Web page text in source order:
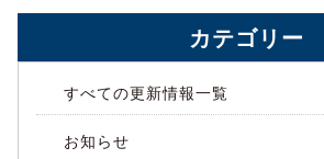
カテゴリー
すべての更新情報一覧
お知らせ